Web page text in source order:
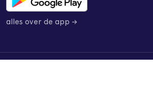
alles over de app →